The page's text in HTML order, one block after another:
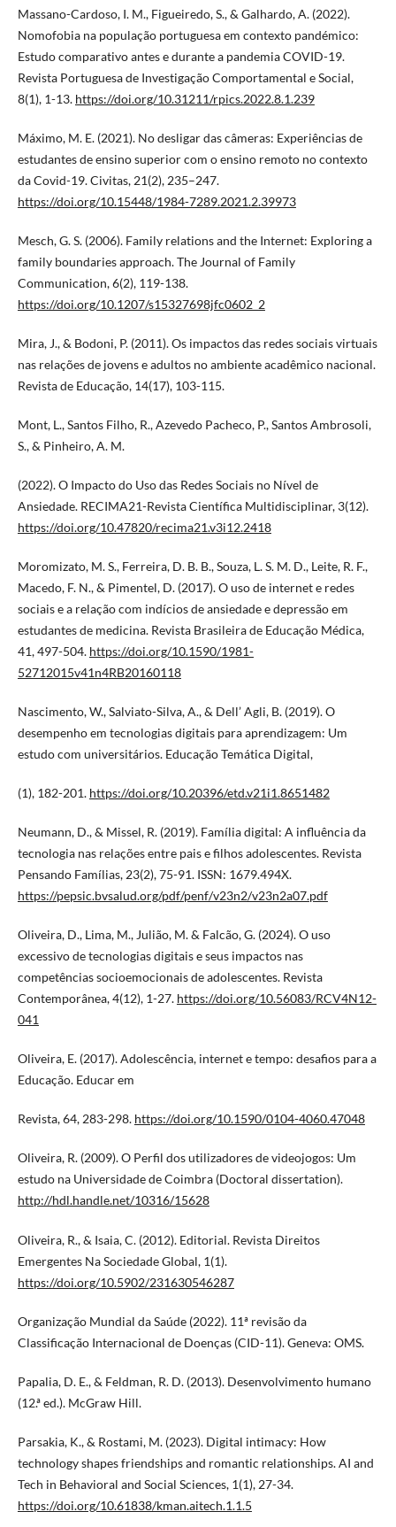
Massano-Cardoso, I. M., Figueiredo, S., & Galhardo, A. (2022).
Nomofobia na população portuguesa em contexto pandémico:
Estudo comparativo antes e durante a pandemia COVID-19.
Revista Portuguesa de Investigação Comportamental e Social,
8(1), 1-13. https://doi.org/10.31211/rpics.2022.8.1.239
Máximo, M. E. (2021). No desligar das câmeras: Experiências de
estudantes de ensino superior com o ensino remoto no contexto
da Covid-19. Civitas, 21(2), 235–247.
https://doi.org/10.15448/1984-7289.2021.2.39973
Mesch, G. S. (2006). Family relations and the Internet: Exploring a
family boundaries approach. The Journal of Family
Communication, 6(2), 119-138.
https://doi.org/10.1207/s15327698jfc0602_2
Mira, J., & Bodoni, P. (2011). Os impactos das redes sociais virtuais
nas relações de jovens e adultos no ambiente acadêmico nacional.
Revista de Educação, 14(17), 103-115.
Mont, L., Santos Filho, R., Azevedo Pacheco, P., Santos Ambrosoli,
S., & Pinheiro, A. M.
(2022). O Impacto do Uso das Redes Sociais no Nível de
Ansiedade. RECIMA21-Revista Científica Multidisciplinar, 3(12).
https://doi.org/10.47820/recima21.v3i12.2418
Moromizato, M. S., Ferreira, D. B. B., Souza, L. S. M. D., Leite, R. F.,
Macedo, F. N., & Pimentel, D. (2017). O uso de internet e redes
sociais e a relação com indícios de ansiedade e depressão em
estudantes de medicina. Revista Brasileira de Educação Médica,
41, 497-504. https://doi.org/10.1590/1981-
52712015v41n4RB20160118
Nascimento, W., Salviato-Silva, A., & Dell’ Agli, B. (2019). O
desempenho em tecnologias digitais para aprendizagem: Um
estudo com universitários. Educação Temática Digital,
(1), 182-201. https://doi.org/10.20396/etd.v21i1.8651482
Neumann, D., & Missel, R. (2019). Família digital: A influência da
tecnologia nas relações entre pais e filhos adolescentes. Revista
Pensando Famílias, 23(2), 75-91. ISSN: 1679.494X.
https://pepsic.bvsalud.org/pdf/penf/v23n2/v23n2a07.pdf
Oliveira, D., Lima, M., Julião, M. & Falcão, G. (2024). O uso
excessivo de tecnologias digitais e seus impactos nas
competências socioemocionais de adolescentes. Revista
Contemporânea, 4(12), 1-27. https://doi.org/10.56083/RCV4N12-
041
Oliveira, E. (2017). Adolescência, internet e tempo: desafios para a
Educação. Educar em
Revista, 64, 283-298. https://doi.org/10.1590/0104-4060.47048
Oliveira, R. (2009). O Perfil dos utilizadores de videojogos: Um
estudo na Universidade de Coimbra (Doctoral dissertation).
http://hdl.handle.net/10316/15628
Oliveira, R., & Isaia, C. (2012). Editorial. Revista Direitos
Emergentes Na Sociedade Global, 1(1).
https://doi.org/10.5902/231630546287
Organização Mundial da Saúde (2022). 11ª revisão da
Classificação Internacional de Doenças (CID-11). Geneva: OMS.
Papalia, D. E., & Feldman, R. D. (2013). Desenvolvimento humano
(12.ª ed.). McGraw Hill.
Parsakia, K., & Rostami, M. (2023). Digital intimacy: How
technology shapes friendships and romantic relationships. AI and
Tech in Behavioral and Social Sciences, 1(1), 27-34.
https://doi.org/10.61838/kman.aitech.1.1.5